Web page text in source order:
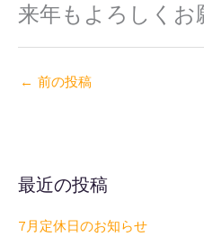
来年もよろしくお
← 前の投稿
最近の投稿
7月定休日のお知らせ